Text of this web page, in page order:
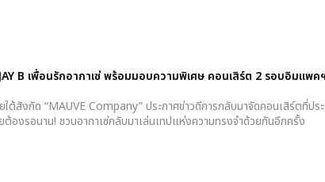
B เพื่อนรักอากาเซ่ พร้อมมอบความพิเศษ คอนเสิร์ต 2 รอบอิมแพค
ใต้สังกัด “MAUVE Company” ประกาศข่าวดีการกลับมาจัดคอนเสิร์ตที่ปร
องรอนาน! ชวนอากาเซ่กลับมาเล่นเทปแห่งความทรงจำด้วยกันอีกครั้ง